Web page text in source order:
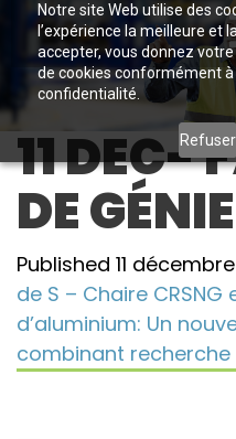
Notre site Web utilise des
l’expérience la meilleure et
accepter, vous donnez
de cookies conformément
confidentialité.
Refuser
11 DEC-
DE GÉNIE
Published 11
de S – Chaire
d’aluminium: Un
combinant